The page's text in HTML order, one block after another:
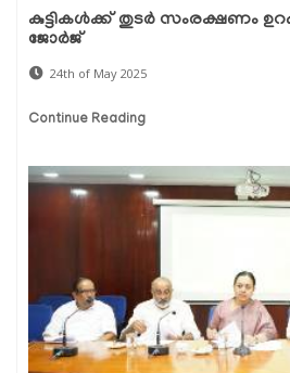
കുട്ടികൾക്ക് തുടർ സംരക്ഷണം
ജോർജ്
24th of May 2025
Continue Reading